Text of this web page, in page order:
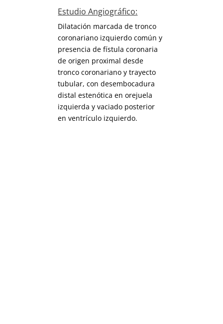
Estudio Angiográfico:
Dilatación marcada de tronco
coronariano izquierdo común y
presencia de fístula coronaria
de origen proximal desde
tronco coronariano y trayecto
tubular, con desembocadura
distal estenótica en orejuela
izquierda y vaciado posterior
en ventrículo izquierdo.